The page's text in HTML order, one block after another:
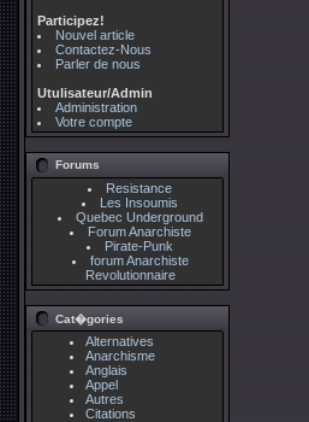
Participez!
Nouvel article
Contactez-Nous
Parler de nous
Utulisateur/Admin
Administration
Votre compte
Forums
Resistance
Les Insoumis
Quebec Underground
Forum Anarchiste
Pirate-Punk
forum Anarchiste
Revolutionnaire
Cat�gories
Alternatives
Anarchisme
Anglais
Appel
Autres
Citations